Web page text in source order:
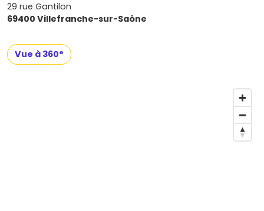
29 rue Gantilon
69400 Villefranche-sur-Saône
Vue à 360°